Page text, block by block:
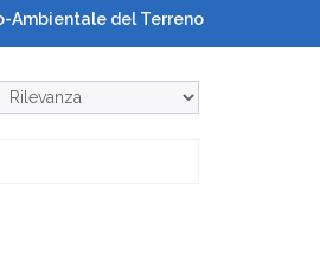
Ambientale del Terreno